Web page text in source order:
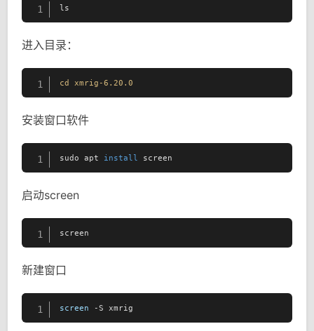
1 ls
进入目录：
1 cd xmrig-6 .20 .0
安装窗口软件
1 sudo apt install screen
启动screen
1 screen
新建窗口
1 screen -S xmrig